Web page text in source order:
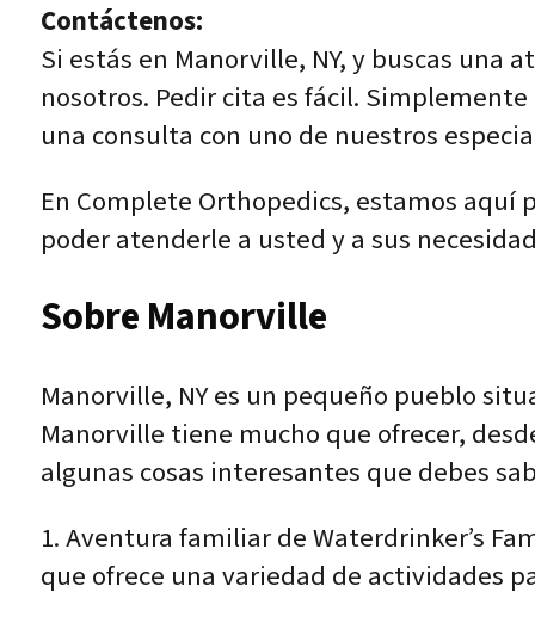
Contáctenos:
Si estás en Manorville, NY, y buscas una
nosotros. Pedir cita es fácil.
una consulta con uno de nuestros
En Complete Orthopedics, estamos aquí
poder atenderle a usted y a sus
Sobre Manorville
Manorville, NY es un pequeño pueblo
Manorville tiene mucho que ofrecer,
algunas cosas interesantes que debes
1. Aventura familiar de Waterdrinker’s
que ofrece una variedad de actividades